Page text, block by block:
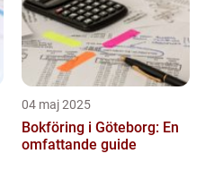
04 maj 2025
Bokföring i Göteborg: En
omfattande guide